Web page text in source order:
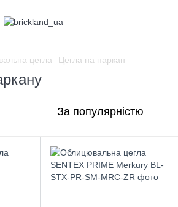
цегла Цегла на паркан
За популярністю